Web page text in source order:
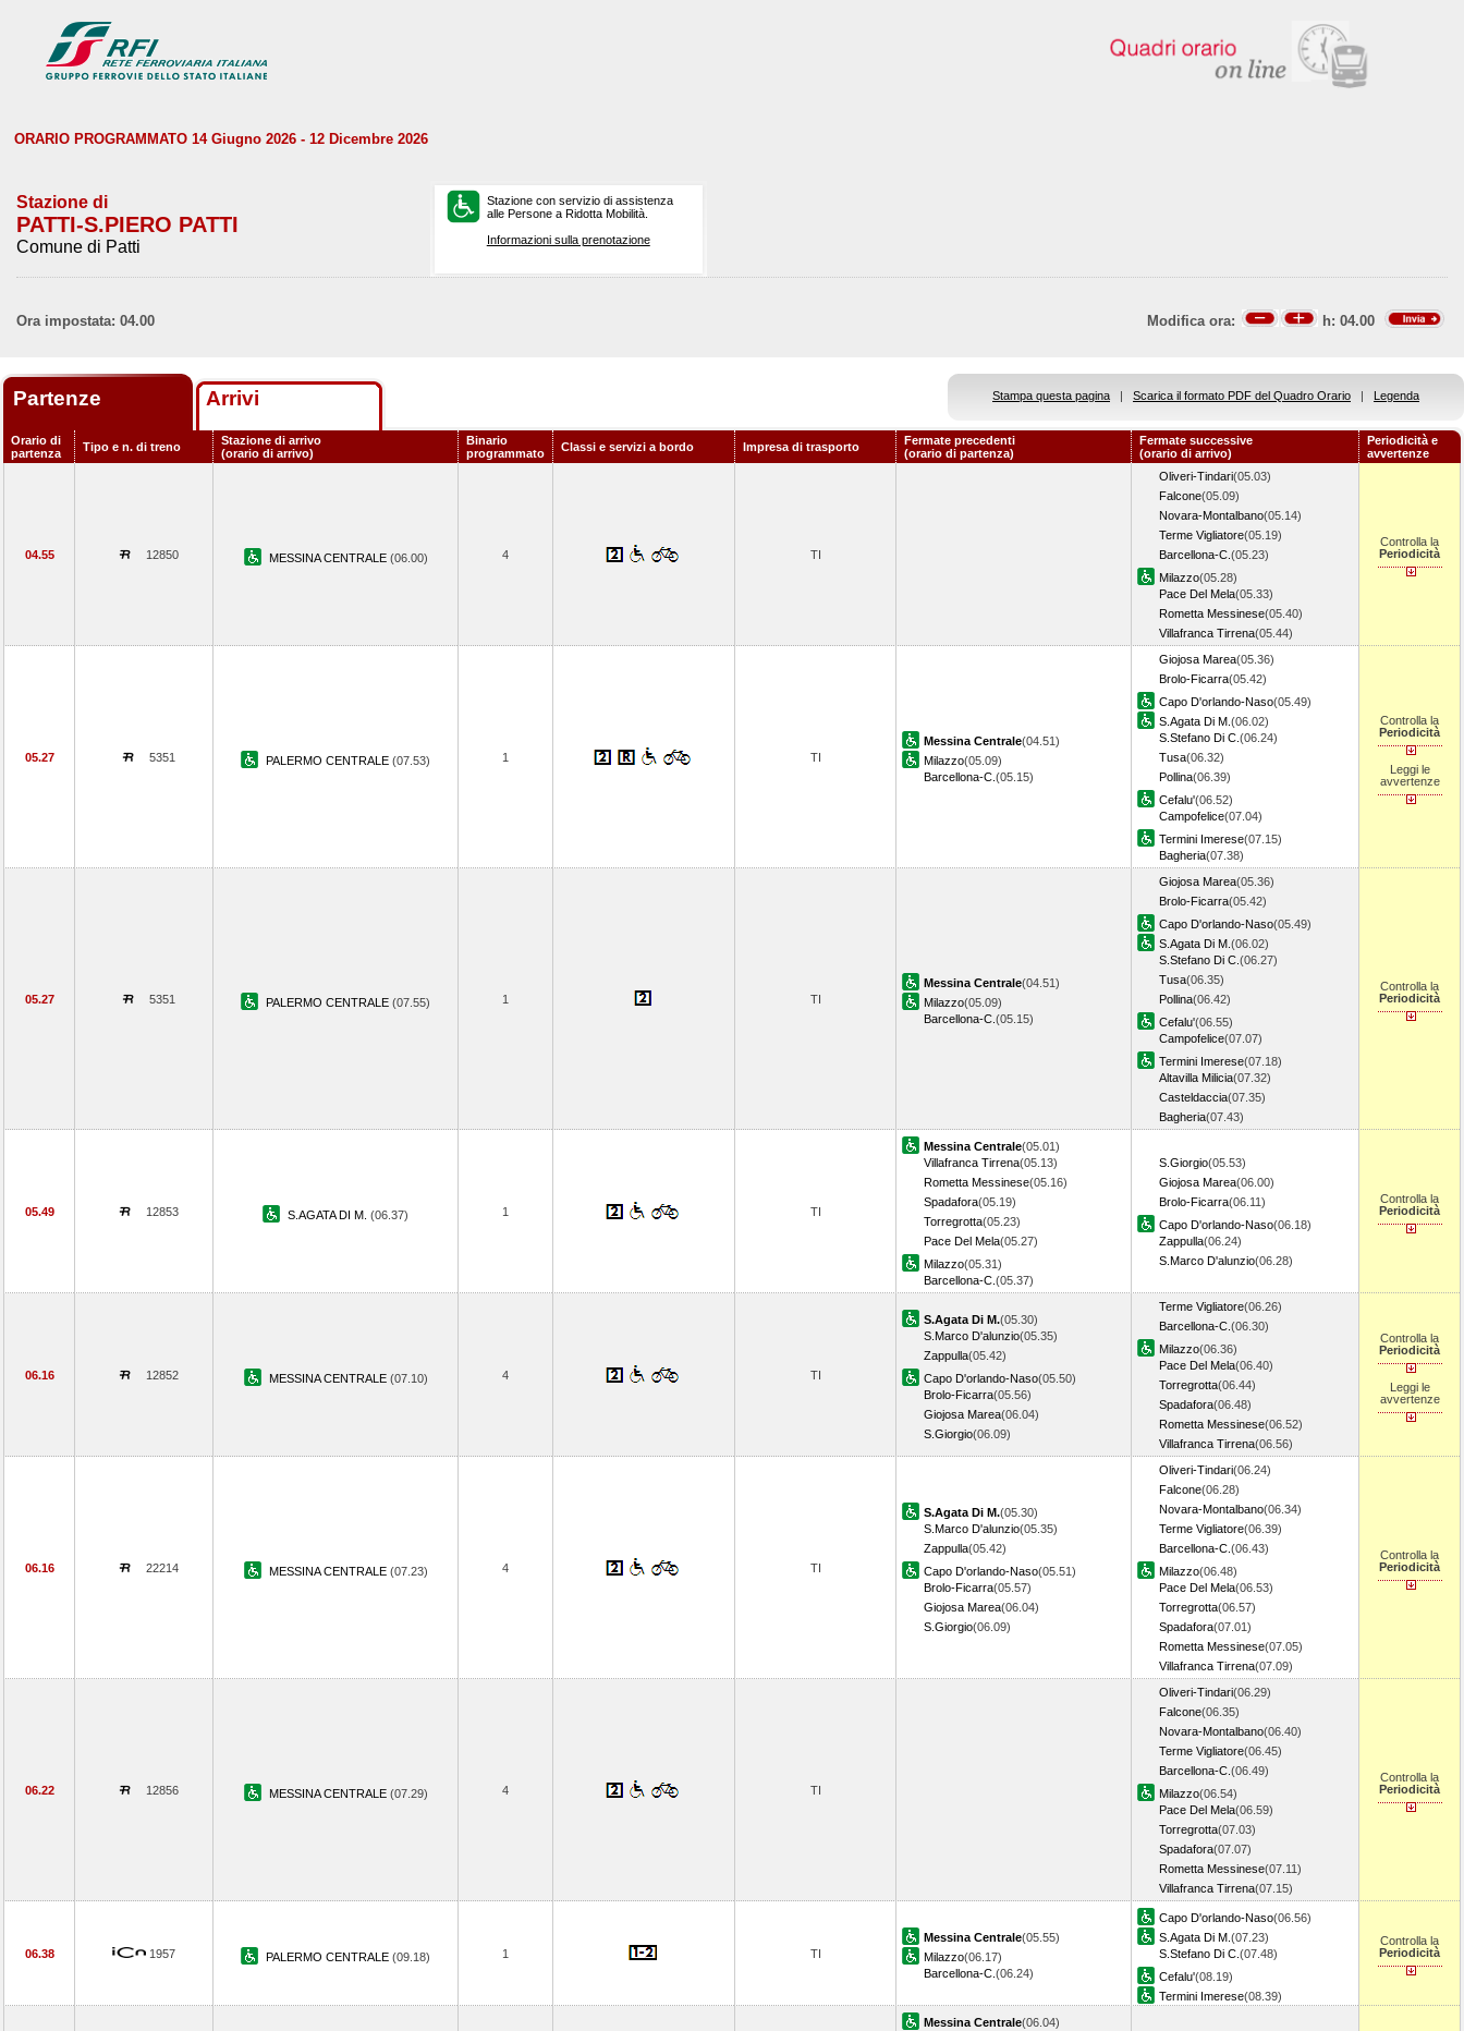
ORARIO PROGRAMMATO 14 Giugno 2026 - 12 Dicembre 2026
Stazione di
PATTI-S.PIERO PATTI
Comune di Patti
Stazione con servizio di assistenza
alle Persone a Ridotta Mobilità.
Informazioni sulla prenotazione
Ora impostata: 04.00 Modifica ora: h: 04.00
Partenze Arrivi Stampa questa pagina | Scarica il formato PDF del Quadro Orario | Legenda
Orario di
partenza
Tipo e n. di treno
Stazione di arrivo
(orario di arrivo)
Binario
programmato
Classi e servizi a bordo Impresa di trasporto
Fermate precedenti
(orario di partenza)
Fermate successive
(orario di arrivo)
Periodicità e
avvertenze
04.55 12850 MESSINA CENTRALE (06.00) 4 TI
Oliveri-Tindari(05.03)
Falcone(05.09)
Novara-Montalbano(05.14)
Terme Vigliatore(05.19)
Barcellona-C. (05.23)
Milazzo(05.28)
Pace Del Mela(05.33)
Rometta Messinese(05.40)
Villafranca Tirrena(05.44)
Controlla la
Periodicità
05.27 5351 PALERMO CENTRALE (07.53) 1 TI
Messina Centrale(04.51)
Milazzo(05.09)
Barcellona-C. (05.15)
Giojosa Marea(05.36)
Brolo-Ficarra(05.42)
Capo D'orlando-Naso(05.49)
S.Agata Di M. (06.02)
S.Stefano Di C. (06.24)
Tusa(06.32)
Pollina(06.39)
Cefalu'(06.52)
Campofelice(07.04)
Termini Imerese(07.15)
Bagheria(07.38)
Controlla la
Periodicità
Leggi le
avvertenze
05.27 5351 PALERMO CENTRALE (07.55) 1 TI
Messina Centrale(04.51)
Milazzo(05.09)
Barcellona-C. (05.15)
Giojosa Marea(05.36)
Brolo-Ficarra(05.42)
Capo D'orlando-Naso(05.49)
S.Agata Di M. (06.02)
S.Stefano Di C. (06.27)
Tusa(06.35)
Pollina(06.42)
Cefalu'(06.55)
Campofelice(07.07)
Termini Imerese(07.18)
Altavilla Milicia(07.32)
Casteldaccia(07.35)
Bagheria(07.43)
Controlla la
Periodicità
05.49 12853 S.AGATA DI M. (06.37) 1 TI
Messina Centrale(05.01)
Villafranca Tirrena(05.13)
Rometta Messinese(05.16)
Spadafora(05.19)
Torregrotta(05.23)
Pace Del Mela(05.27)
Milazzo(05.31)
Barcellona-C. (05.37)
S.Giorgio(05.53)
Giojosa Marea(06.00)
Brolo-Ficarra(06.11)
Capo D'orlando-Naso(06.18)
Zappulla(06.24)
S.Marco D'alunzio(06.28)
Controlla la
Periodicità
06.16 12852 MESSINA CENTRALE (07.10) 4 TI
S.Agata Di M.(05.30)
S.Marco D'alunzio(05.35)
Zappulla(05.42)
Capo D'orlando-Naso(05.50)
Brolo-Ficarra(05.56)
Giojosa Marea(06.04)
S.Giorgio(06.09)
Terme Vigliatore(06.26)
Barcellona-C. (06.30)
Milazzo(06.36)
Pace Del Mela(06.40)
Torregrotta(06.44)
Spadafora(06.48)
Rometta Messinese(06.52)
Villafranca Tirrena(06.56)
Controlla la
Periodicità
Leggi le
avvertenze
06.16 22214 MESSINA CENTRALE (07.23) 4 TI
S.Agata Di M.(05.30)
S.Marco D'alunzio(05.35)
Zappulla(05.42)
Capo D'orlando-Naso(05.51)
Brolo-Ficarra(05.57)
Giojosa Marea(06.04)
S.Giorgio(06.09)
Oliveri-Tindari(06.24)
Falcone(06.28)
Novara-Montalbano(06.34)
Terme Vigliatore(06.39)
Barcellona-C. (06.43)
Milazzo(06.48)
Pace Del Mela(06.53)
Torregrotta(06.57)
Spadafora(07.01)
Rometta Messinese(07.05)
Villafranca Tirrena(07.09)
Controlla la
Periodicità
06.22 12856 MESSINA CENTRALE (07.29) 4 TI
Oliveri-Tindari(06.29)
Falcone(06.35)
Novara-Montalbano(06.40)
Terme Vigliatore(06.45)
Barcellona-C. (06.49)
Milazzo(06.54)
Pace Del Mela(06.59)
Torregrotta(07.03)
Spadafora(07.07)
Rometta Messinese(07.11)
Villafranca Tirrena(07.15)
Controlla la
Periodicità
06.38 1957 PALERMO CENTRALE (09.18) 1 TI
Messina Centrale(05.55)
Milazzo(06.17)
Barcellona-C. (06.24)
Capo D'orlando-Naso(06.56)
S.Agata Di M. (07.23)
S.Stefano Di C. (07.48)
Cefalu'(08.19)
Termini Imerese(08.39)
Controlla la
Periodicità
Messina Centrale(06.04)